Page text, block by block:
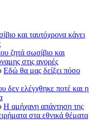
και ταυτόχρονα κάνει
ζητά σωσίβιο και
στις αγορές
Εδώ θα μας δείξει πόσο
δεν ελέγχθηκε ποτέ και η
Η αμήχανη απάντηση της
στα εθνικά θέματα